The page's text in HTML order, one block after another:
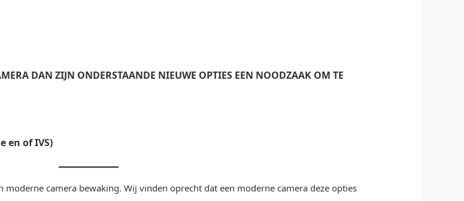
DAN ZIJN ONDERSTAANDE NIEUWE OPTIES EEN NOODZAAK OM TE
en of IVS)
camera bewaking. Wij vinden oprecht dat een moderne camera deze opties